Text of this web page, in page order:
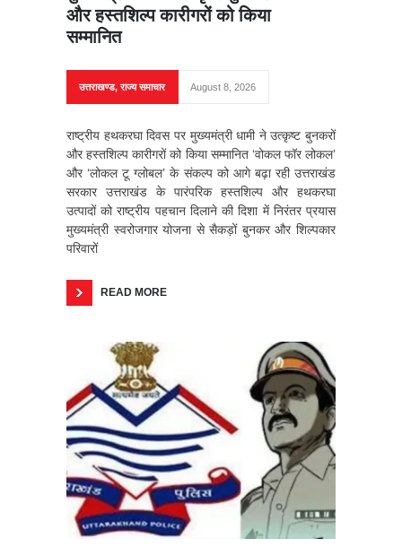
और हस्तशिल्प कारीगरों को किया
सम्मानित
उत्तराखण्ड,राज्य समाचार August 8, 2026
राष्ट्रीय हथकरघा दिवस पर मुख्यमंत्री धामी ने उत्कृष्ट बुनकरों
और हस्तशिल्प कारीगरों को किया सम्मानित ‘वोकल फॉर लोकल’
और ‘लोकल टू ग्लोबल’ के संकल्प को आगे बढ़ा रही उत्तराखंड
सरकार उत्तराखंड के पारंपरिक हस्तशिल्प और हथकरघा
उत्पादों को राष्ट्रीय पहचान दिलाने की दिशा में निरंतर प्रयास
मुख्यमंत्री स्वरोजगार योजना से सैकड़ों बुनकर और शिल्पकार
परिवारों
READ MORE